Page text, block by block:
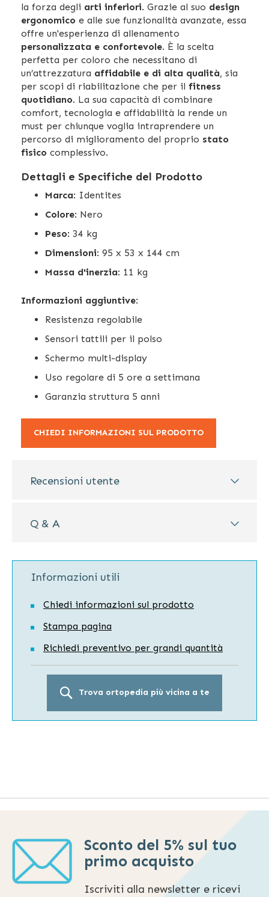
la forza degli arti inferiori. Grazie al suo design
ergonomico e alle sue funzionalità avanzate, essa
offre un'esperienza di allenamento
personalizzata e confortevole. È la scelta
perfetta per coloro che necessitano di
un’attrezzatura affidabile e di alta qualità, sia
per scopi di riabilitazione che per il fitness
quotidiano. La sua capacità di combinare
comfort, tecnologia e affidabilità la rende un
must per chiunque voglia intraprendere un
percorso di miglioramento del proprio stato
fisico complessivo.
Dettagli e Specifiche del Prodotto
Marca: Identites
Colore: Nero
Peso: 34 kg
Dimensioni: 95 x 53 x 144 cm
Massa d'inerzia: 11 kg
Informazioni aggiuntive:
Resistenza regolabile
Sensori tattili per il polso
Schermo multi-display
Uso regolare di 5 ore a settimana
Garanzia struttura 5 anni
CHIEDI INFORMAZIONI SUL PRODOTTO
Recensioni utente
Q & A
Informazioni utili
Chiedi informazioni sul prodotto
Stampa pagina
Richiedi preventivo per grandi quantità
Trova ortopedia più vicina a te
Sconto del 5% sul tuo
primo acquisto
Iscriviti alla newsletter e ricevi